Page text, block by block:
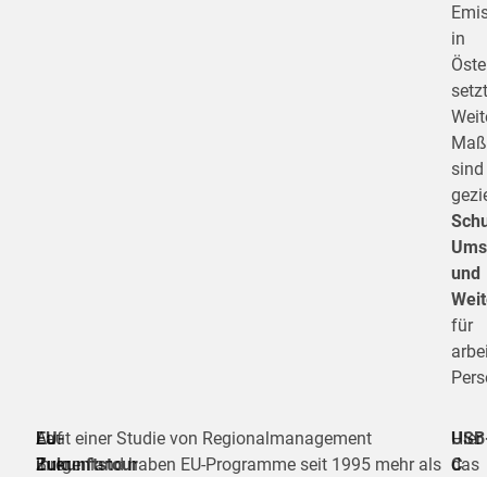
in
sind
und
für
EU-
Zukunftstour
Auf
ihrer
Laut einer Studie von Regionalmanagement
Burgenland haben EU-Programme seit 1995 mehr als
Hier
das
C